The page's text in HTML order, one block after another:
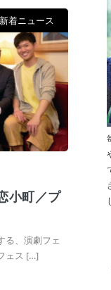
新着ニュース
小町／プ
る、演劇フェ
ェス […]